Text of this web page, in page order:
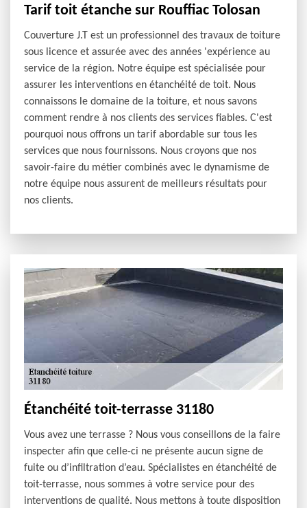
Tarif toit étanche sur Rouffiac Tolosan
Couverture J.T est un professionnel des travaux de toiture
sous licence et assurée avec des années 'expérience au
service de la région. Notre équipe est spécialisée pour
assurer les interventions en étanchéité de toit. Nous
connaissons le domaine de la toiture, et nous savons
comment rendre à nos clients des services fiables. C'est
pourquoi nous offrons un tarif abordable sur tous les
services que nous fournissons. Nous croyons que nos
savoir-faire du métier combinés avec le dynamisme de
notre équipe nous assurent de meilleurs résultats pour
nos clients.
Étanchéité toit-terrasse 31180
Vous avez une terrasse ? Nous vous conseillons de la faire
inspecter afin que celle-ci ne présente aucun signe de
fuite ou d’infiltration d’eau. Spécialistes en étanchéité de
toit-terrasse, nous sommes à votre service pour des
interventions de qualité. Nous mettons à toute disposition